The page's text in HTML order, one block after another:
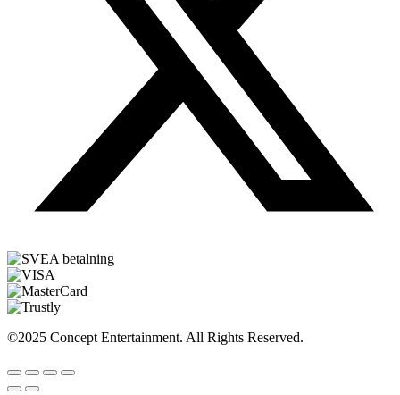
©2025 Concept Entertainment. All Rights Reserved.